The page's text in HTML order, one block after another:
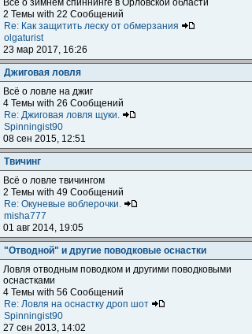
Всё о зимнем спиннинге в Орловской области
2 Темы with 22 Сообщений
Re: Как защитить леску от обмерзания
olgaturist
23 мар 2017, 16:26
Джиговая ловля
Всё о ловле на джиг
4 Темы with 26 Сообщений
Re: Джиговая ловля щуки.
Spinningist90
08 сен 2015, 12:51
Твичинг
Всё о ловле твичингом
2 Темы with 49 Сообщений
Re: Окуневые воблерочки.
misha777
01 авг 2014, 19:05
"Отводной" и другие поводковые оснастки
Ловля отводным поводком и другими поводковыми
оснастками
4 Темы with 56 Сообщений
Re: Ловля на оснастку дроп шот
Spinningist90
27 сен 2013, 14:02